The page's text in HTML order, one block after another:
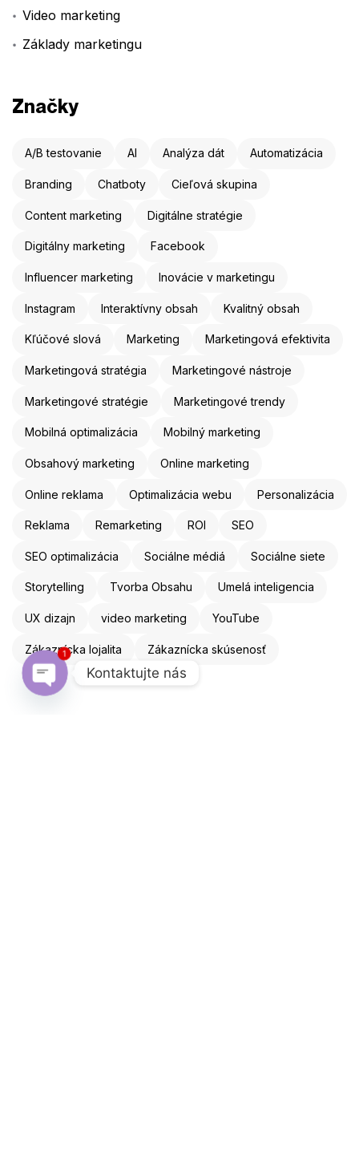
Video marketing
Základy marketingu
Značky
A/B testovanie AI Analýza dát Automatizácia
Branding Chatboty Cieľová skupina
Content marketing Digitálne stratégie
Digitálny marketing Facebook
Influencer marketing Inovácie v marketingu
Instagram Interaktívny obsah Kvalitný obsah
Kľúčové slová Marketing Marketingová efektivita
Marketingová stratégia Marketingové nástroje
Marketingové stratégie Marketingové trendy
Mobilná optimalizácia Mobilný marketing
Obsahový marketing Online marketing
Online reklama Optimalizácia webu Personalizácia
Reklama Remarketing ROI SEO
SEO optimalizácia Sociálne médiá Sociálne siete
Storytelling Tvorba Obsahu Umelá inteligencia
UX dizajn video marketing YouTube
Zákaznícka lojalita Zákaznícka skúsenosť
Kontaktujte nás
1